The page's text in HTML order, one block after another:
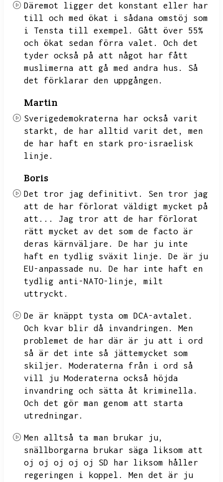
Däremot ligger det konstant eller har
till och med ökat i sådana omstöj som
i Tensta till exempel.
Gått över 55%
och ökat sedan förra valet.
Och det
tyder också på att något har fått
muslimerna att gå med andra hus.
Så
det förklarar den uppgången.
Martin
Sverigedemokraterna har också varit
starkt,
de har alltid varit det,
men
de har haft en stark pro-israelisk
linje.
Boris
Det tror jag definitivt.
Sen tror jag
att de har förlorat väldigt mycket på
att...
Jag tror att de har förlorat
rätt mycket av det som de facto är
deras kärnväljare.
De har ju inte
haft en tydlig sväxit linje.
De är ju
EU-anpassade nu.
De har inte haft en
tydlig anti-NATO-linje,
milt
uttryckt.
De är knäppt tysta om DCA-avtalet.
Och kvar blir då invandringen.
Men
problemet de har där är ju att i ord
så är det inte så jättemycket som
skiljer.
Moderaterna från i ord så
vill ju Moderaterna också höjda
invandring och sätta åt kriminella.
Och det gör man genom att starta
utredningar.
Men alltså ta man brukar ju,
snällborgarna brukar säga liksom att
oj oj oj oj oj
SD har liksom håller
regeringen i koppel.
Men det är ju